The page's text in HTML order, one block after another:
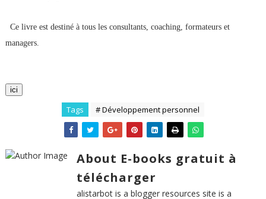
Ce livre est destiné à tous les consultants, coaching, formateurs et
managers.
ici
Tags # Développement personnel
About E-books gratuit à
télécharger
alistarbot is a blogger resources site is a